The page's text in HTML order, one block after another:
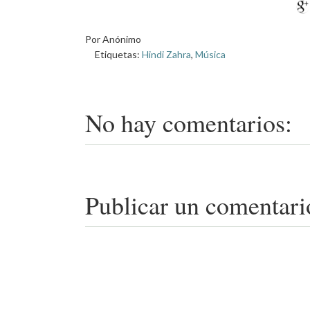
PorAnónimo
Etiquetas: Hindi Zahra, Música
No hay comentarios:
Publicar un